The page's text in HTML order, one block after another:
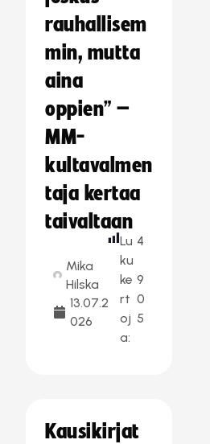
rauhallisem
min, mutta
aina
oppien” –
MM-
kultavalmen
taja kertaa
taivaltaan
Mika
Hilska
13.07.2
026
Lu
ku
ke
rt
oj
a:
4
9
0
5
Kausikirjat